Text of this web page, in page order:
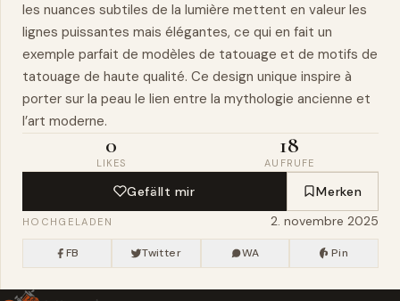
les nuances subtiles de la lumière mettent en valeur les
lignes puissantes mais élégantes, ce qui en fait un
exemple parfait de modèles de tatouage et de motifs de
tatouage de haute qualité. Ce design unique inspire à
porter sur la peau le lien entre la mythologie ancienne et
l’art moderne.
0
LIKES
18
AUFRUFE
Gefällt mir Merken
HOCHGELADEN 2. novembre 2025
FB Twitter WA Pin